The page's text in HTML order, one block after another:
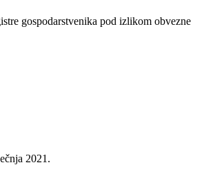
gospodarstvenika pod izlikom obvezne
2021.